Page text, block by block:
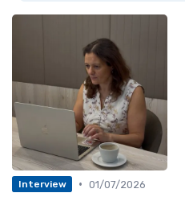
Interview • 01/07/2026